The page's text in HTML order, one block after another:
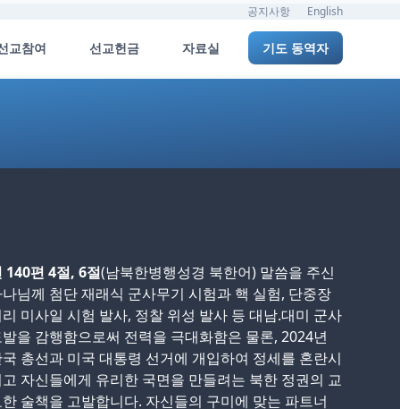
공지사항 English
교참여 선교헌금 자료실 기도 동역자
140편 4절, 6절(남북한병행성경 북한어) 말씀을 주신
님께 첨단 재래식 군사무기 시험과 핵 실험, 단중장
미사일 시험 발사, 정찰 위성 발사 등 대남.대미 군사
을 감행함으로써 전력을 극대화함은 물론, 2024년
총선과 미국 대통령 선거에 개입하여 정세를 혼란시
자신들에게 유리한 국면을 만들려는 북한 정권의 교
술책을 고발합니다. 자신들의 구미에 맞는 파트너